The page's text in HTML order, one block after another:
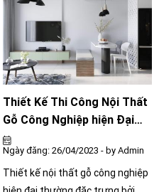
bạn có thể đặt loa hoặc đồ trang
trí lên kệ, tạo ra một không gian
hiện đại và thẩm mỹ. Thiết kế
đơn giản của kệ tivi sẽ làm tăng
điểm nhấn cho căn phòng, đặc
biệt là trong trường hợp diện tích
không gian hạn chế.
Thiết Kế Thi Công Nội Thất
Gỗ Công Nghiệp hiện Đại
Căn Hộ Chung Cư
Ngày đăng: 26/04/2023 - by Admin
Thiết kế nội thất gỗ công nghiệp